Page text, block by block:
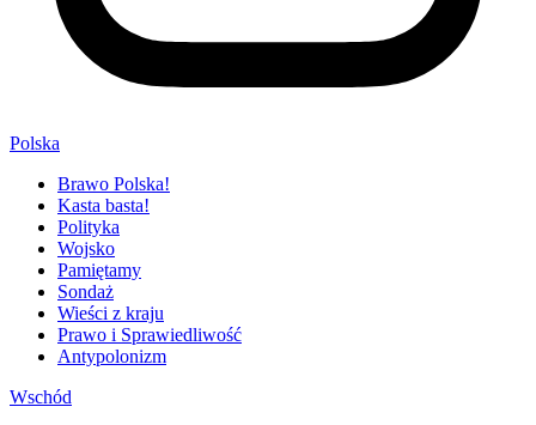
Polska
Brawo Polska!
Kasta basta!
Polityka
Wojsko
Pamiętamy
Sondaż
Wieści z kraju
Prawo i Sprawiedliwość
Antypolonizm
Wschód